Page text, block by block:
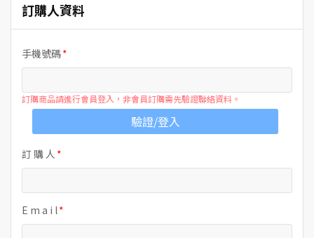
訂購人資料
手機號碼
訂購商品請進行會員登入，非會員訂購需先驗證聯絡資料。
驗證/登入
訂 購 人
E m a i l